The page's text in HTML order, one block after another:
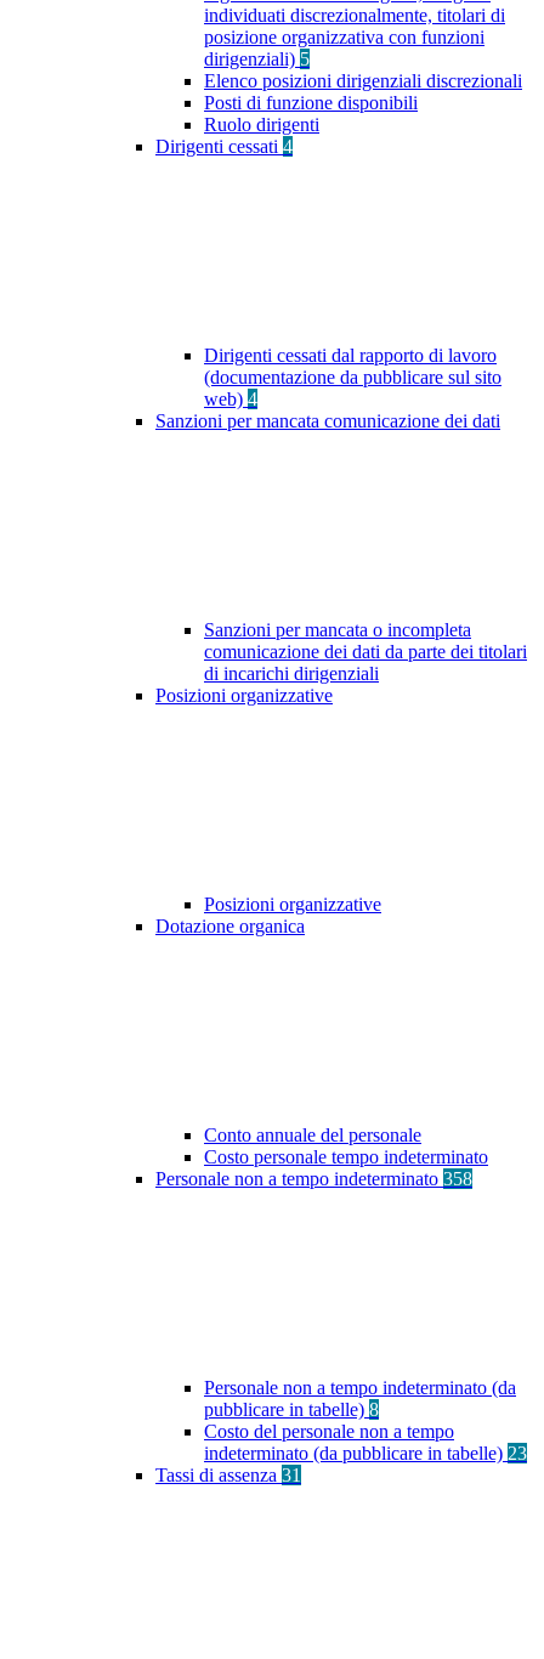
individuati discrezionalmente, titolari di
posizione organizzativa con funzioni
dirigenziali) 5
Elenco posizioni dirigenziali discrezionali
Posti di funzione disponibili
Ruolo dirigenti
Dirigenti cessati 4
Dirigenti cessati dal rapporto di lavoro
(documentazione da pubblicare sul sito
web) 4
Sanzioni per mancata comunicazione dei dati
Sanzioni per mancata o incompleta
comunicazione dei dati da parte dei titolari
di incarichi dirigenziali
Posizioni organizzative
Posizioni organizzative
Dotazione organica
Conto annuale del personale
Costo personale tempo indeterminato
Personale non a tempo indeterminato 358
Personale non a tempo indeterminato (da
pubblicare in tabelle) 8
Costo del personale non a tempo
indeterminato (da pubblicare in tabelle) 23
Tassi di assenza 31